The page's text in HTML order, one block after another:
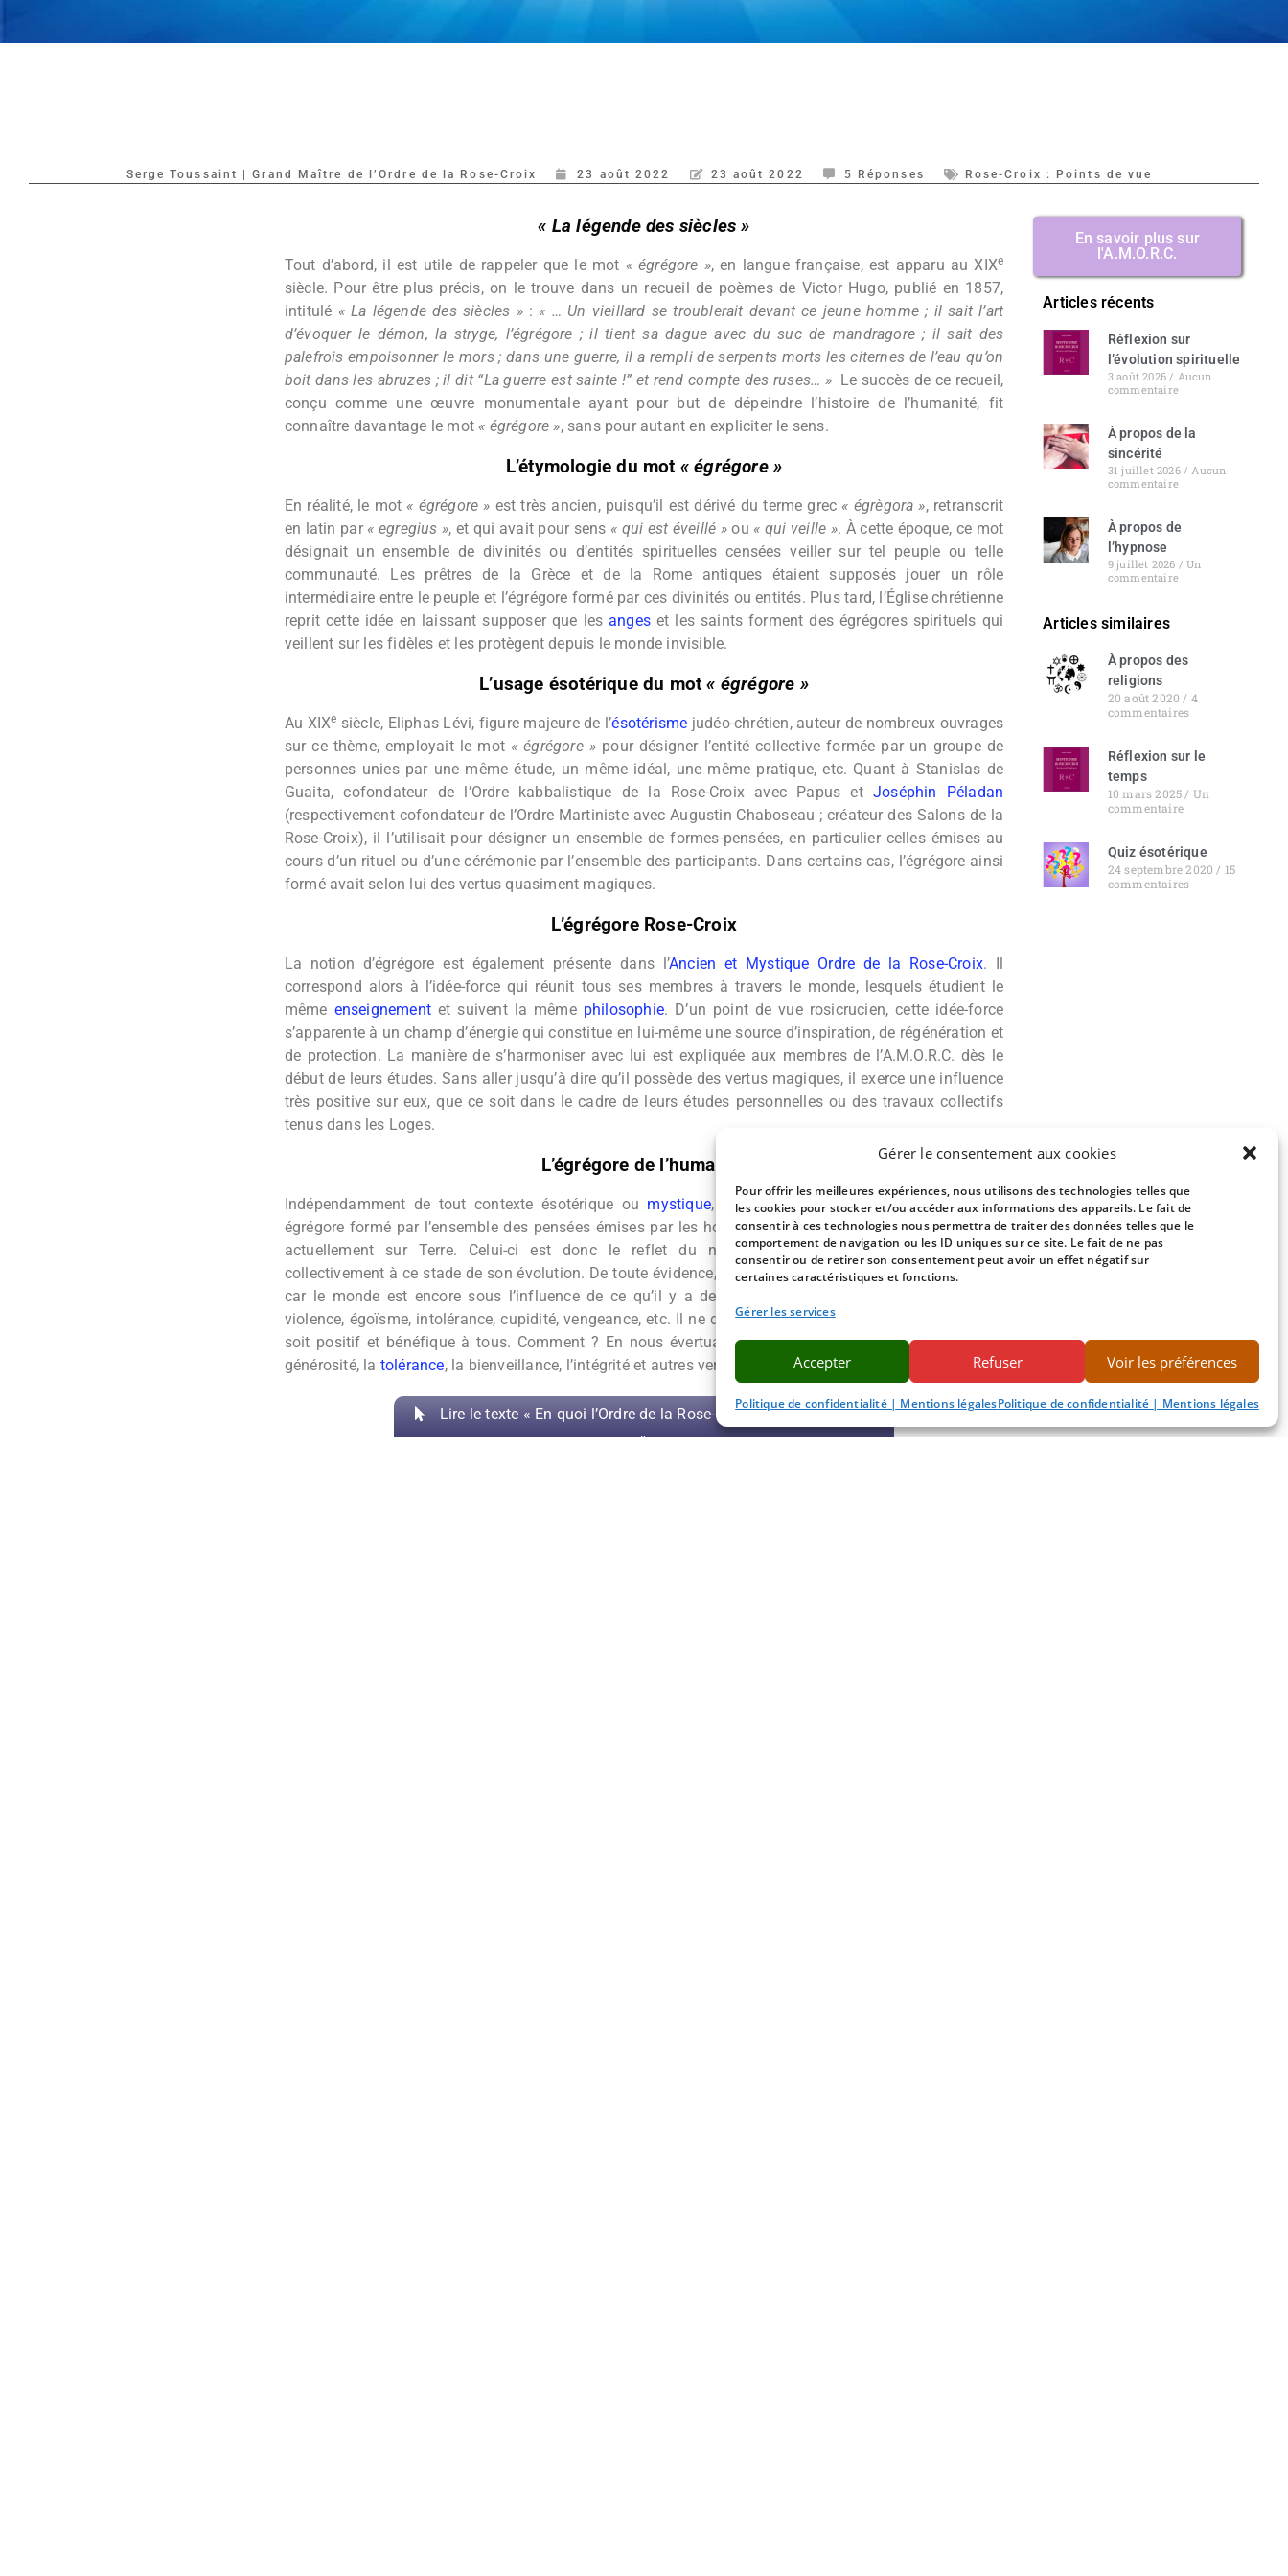
Gérer le consentement aux cookies
Pour offrir les meilleures expériences, nous utilisons des technologies telles que
les cookies pour stocker et/ou accéder aux informations des appareils. Le fait de
consentir à ces technologies nous permettra de traiter des données telles que le
comportement de navigation ou les ID uniques sur ce site. Le fait de ne pas
consentir ou de retirer son consentement peut avoir un effet négatif sur
certaines caractéristiques et fonctions.
Gérer les services
Accepter Refuser Voir les préférences
Politique de confidentialité | Mentions légalesPolitique de confidentialité | Mentions légales
Serge Toussaint | Grand Maître de l’Ordre de la Rose-Croix 23 août 2022 23 août 2022 5 Réponses Rose-Croix : Points de vue
« La légende des siècles »
Tout d’abord, il est utile de rappeler que le mot « égrégore », en langue française, est apparu au XIXe
siècle. Pour être plus précis, on le trouve dans un recueil de poèmes de Victor Hugo, publié en 1857,
intitulé « La légende des siècles »: « … Un vieillard se troublerait devant ce jeune homme ; il sait l’art
d’évoquer le démon, la stryge, l’égrégore ; il tient sa dague avec du suc de mandragore ; il sait des
palefrois empoisonner le mors ; dans une guerre, il a rempli de serpents morts les citernes de l’eau qu’on
boit dans les abruzes ; il dit “La guerre est sainte !” et rend compte des ruses… » Le succès de ce recueil,
conçu comme une œuvre monumentale ayant pour but de dépeindre l’histoire de l’humanité, fit
connaître davantage le mot « égrégore », sans pour autant en expliciter le sens.
L’étymologie du mot « égrégore »
En réalité, le mot « égrégore » est très ancien, puisqu’il est dérivé du terme grec « égrègora », retranscrit
en latin par « egregius », et qui avait pour sens « qui est éveillé »ou « qui veille ». À cette époque, ce mot
désignait un ensemble de divinités ou d’entités spirituelles censées veiller sur tel peuple ou telle
communauté. Les prêtres de la Grèce et de la Rome antiques étaient supposés jouer un rôle
intermédiaire entre le peuple et l’égrégore formé par ces divinités ou entités. Plus tard, l’Église chrétienne
reprit cette idée en laissant supposer que lesanges et les saints forment des égrégores spirituels qui
veillent sur les fidèles et les protègent depuis le monde invisible.
L’usage ésotérique du mot« égrégore »
Au XIXe siècle, Eliphas Lévi, figure majeure de l’ésotérisme judéo-chrétien, auteur de nombreux ouvrages
sur ce thème, employait le mot « égrégore » pour désigner l’entité collective formée par un groupe de
personnes unies par une même étude, un même idéal, une même pratique, etc. Quant à Stanislas de
Guaita, cofondateur de l’Ordre kabbalistique de la Rose-Croix avec Papus et Joséphin Péladan
(respectivement cofondateur de l’Ordre Martiniste avec Augustin Chaboseau ; créateur des Salons de la
Rose-Croix), il l’utilisait pour désigner un ensemble de formes-pensées, en particulier celles émises au
cours d’un rituel ou d’une cérémonie par l’ensemble des participants. Dans certains cas, l’égrégore ainsi
formé avait selon lui des vertus quasiment magiques.
L’égrégore Rose-Croix
La notion d’égrégore est également présente dans l’Ancien et Mystique Ordre de la Rose-Croix. Il
correspond alors à l’idée-force qui réunit tous ses membres à travers le monde, lesquels étudient le
même enseignementet suivent la même philosophie. D’un point de vue rosicrucien, cette idée-force
s’apparente à un champ d’énergie qui constitue en lui-même une source d’inspiration, de régénération et
de protection. La manière de s’harmoniser avec lui est expliquée aux membres de l’A.M.O.R.C. dès le
début de leurs études. Sans aller jusqu’à dire qu’il possède des vertus magiques, il exerce une influence
très positive sur eux, que ce soit dans le cadre de leurs études personnelles ou des travaux collectifs
tenus dans les Loges.
L’égrégore de l’humanité
Indépendamment de tout contexte ésotérique ou mystique, l’humanité elle-même s’inscrit dans un
égrégore formé par l’ensemble des pensées émises par les hommes, les femmes et les enfants vivant
actuellement sur Terre. Celui-ci est donc le reflet du niveau de conscience qu’elle a atteint
collectivement à ce stade de son évolution. De toute évidence, il est plutôt négatif sur le plan vibratoire,
car le monde est encore sous l’influence de ce qu’il y a de moins noble dans la nature humaine :
violence, égoïsme, intolérance, cupidité, vengeance, etc. Il ne dépend que de nous de faire en sorte qu’il
soit positif et bénéfique à tous. Comment ? En nous évertuant à éveiller en nous lanon-violence, la
générosité, la tolérance, la bienveillance, l’intégrité et autres vertus qui concourent au bien commun.
Lire le texte « En quoi l’Ordre de la Rose-Croix est-il ésotérique ?
»
En savoir plus sur
l'A.M.O.R.C.
Articles récents
Réflexion sur
l’évolution spirituelle
3 août 2026
Aucun
commentaire
À propos de la
sincérité
31 juillet 2026
Aucun
commentaire
À propos de
l’hypnose
9 juillet 2026
Un
commentaire
Articles similaires
À propos des
religions
20 août 2020
4
commentaires
Réflexion sur le
temps
10 mars 2025
Un
commentaire
Quiz ésotérique
24 septembre 2020
15
commentaires